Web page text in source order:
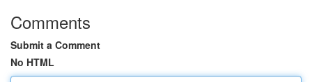
Comments
Submit a Comment
No HTML